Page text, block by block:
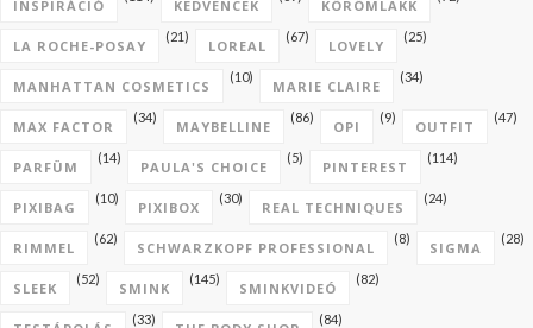
INSPIRÁCIÓ KEDVENCEK KÖRÖMLAKK
LA ROCHE-POSAY
(21)
LOREAL
(67)
LOVELY
(25)
MANHATTAN COSMETICS
(10)
MARIE CLAIRE
(34)
MAX FACTOR
(34)
MAYBELLINE
(86)
OPI
(9)
OUTFIT
(47)
PARFÜM
(14)
PAULA'S CHOICE
(5)
PINTEREST
(114)
PIXIBAG
(10)
PIXIBOX
(30)
REAL TECHNIQUES
(24)
RIMMEL
(62)
SCHWARZKOPF PROFESSIONAL
(8)
SIGMA
(28)
SLEEK
(52)
SMINK
(145)
SMINKVIDEÓ
(82)
(33) (84)